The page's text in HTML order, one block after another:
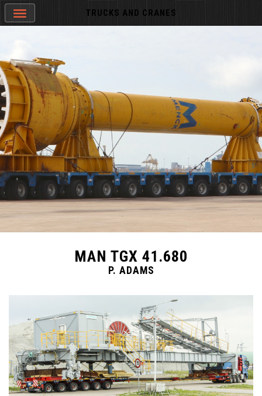
MAN TGX 41.680
P. ADAMS
TRUCKS AND CRANES